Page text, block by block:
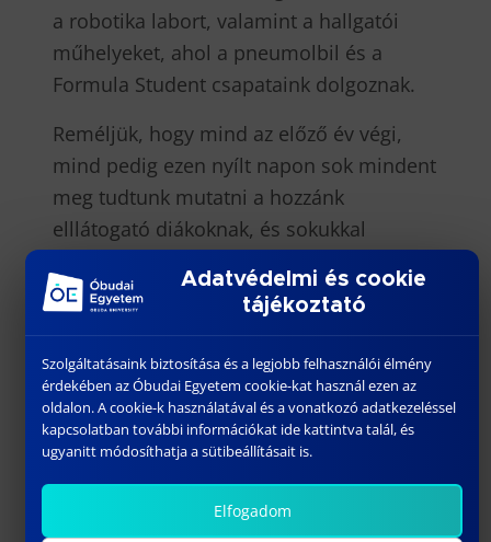
a robotika labort, valamint a hallgatói
műhelyeket, ahol a pneumolbil és a
Formula Student csapataink dolgoznak.
Reméljük, hogy mind az előző év végi,
mind pedig ezen nyílt napon sok mindent
meg tudtunk mutatni a hozzánk
elllátogató diákoknak, és sokukkal
találkozni.
Címkék
#nyílt nap
Adatvédelmi és cookie
tájékoztató
Szolgáltatásaink biztosítása és a legjobb felhasználói élmény
érdekében az Óbudai Egyetem cookie-kat használ ezen az
oldalon. A cookie-k használatával és a vonatkozó adatkezeléssel
kapcsolatban további információkat ide kattintva talál, és
ugyanitt módosíthatja a sütibeállításait is.
Elfogadom